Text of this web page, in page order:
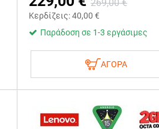
269,00 €
Κερδίζεις:40,00 €
Παράδοση σε 1-3 εργάσιμες
ΑΓΟΡΑ